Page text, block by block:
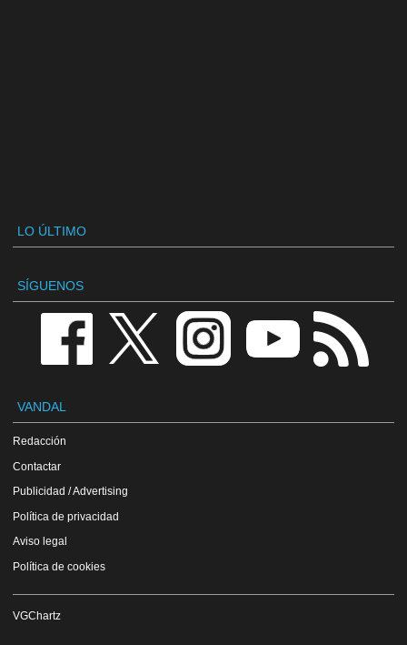
LO ÚLTIMO
SÍGUENOS
VANDAL
Redacción
Contactar
Publicidad / Advertising
Política de privacidad
Aviso legal
Política de cookies
VGChartz